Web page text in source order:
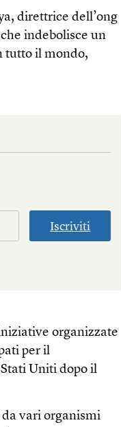
direttrice dell’ong
indebolisce un
tutto il mondo,
Iscriviti
organizzate
per il
Uniti dopo il
vari organismi